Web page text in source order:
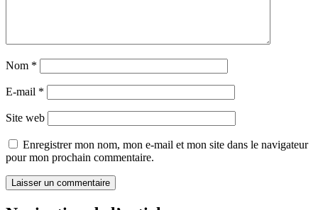
Nom *
E-mail *
Site web
Enregistrer mon nom, mon e-mail et mon site dans le navigateur
pour mon prochain commentaire.